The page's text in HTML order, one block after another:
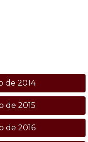
de 2014
de 2015
de 2016